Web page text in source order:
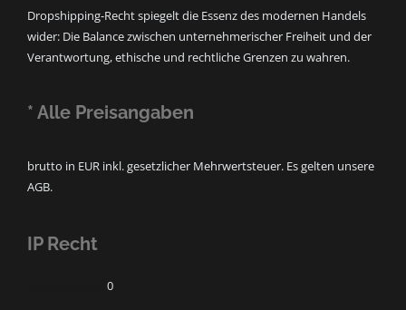
Dropshipping-Recht spiegelt die Essenz des modernen Handels
wider: Die Balance zwischen unternehmerischer Freiheit und der
Verantwortung, ethische und rechtliche Grenzen zu wahren.
* Alle Preisangaben
brutto in EUR inkl. gesetzlicher Mehrwertsteuer. Es gelten unsere
AGB.
IP Recht
0